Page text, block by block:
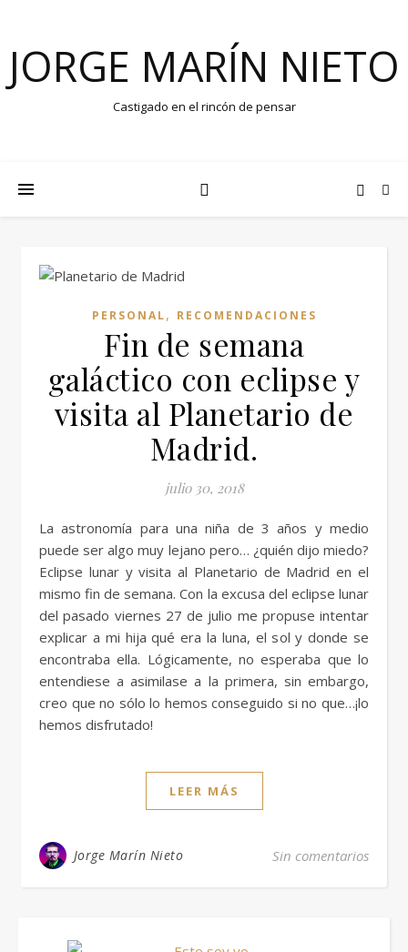
JORGE MARÍN NIETO
Castigado en el rincón de pensar
PERSONAL, RECOMENDACIONES
Fin de semana
galáctico con eclipse y
visita al Planetario de
Madrid.
julio 30, 2018
La astronomía para una niña de 3 años y medio
puede ser algo muy lejano pero… ¿quién dijo miedo?
Eclipse lunar y visita al Planetario de Madrid en el
mismo fin de semana. Con la excusa del eclipse lunar
del pasado viernes 27 de julio me propuse intentar
explicar a mi hija qué era la luna, el sol y donde se
encontraba ella. Lógicamente, no esperaba que lo
entendiese a asimilase a la primera, sin embargo,
creo que no sólo lo hemos conseguido si no que…¡lo
hemos disfrutado!
LEER MÁS
Jorge Marín Nieto Sin comentarios